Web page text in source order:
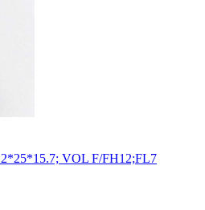
VOL F/FH12;FL7